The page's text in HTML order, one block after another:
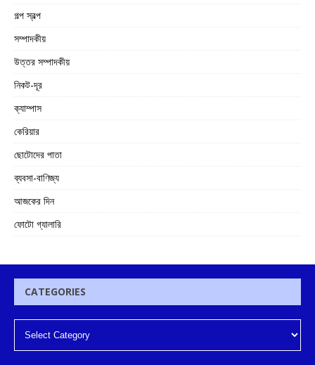
গল্প স্বল্প
সম্পাদকীয়
উত্তর সম্পাদকীয়
নিকট-দূর
ক্যাম্পাস
কেরিয়ার
ছোটোদের পাতা
ব্যবসা-বাণিজ্য
আজকের দিন
ফোটো গ্যালারি
CATEGORIES